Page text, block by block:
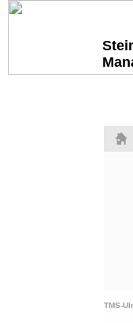
TMS-